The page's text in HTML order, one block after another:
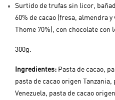
Surtido de trufas sin licor,
60% de cacao (fresa, almendra
Thome 70%), con chocolate con
300g.
Ingredientes: Pasta de cacao,
pasta de cacao origen Tanzania,
Venezuela, pasta de cacao